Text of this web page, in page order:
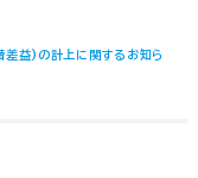
ポリシー
益)の計上に関するお知ら